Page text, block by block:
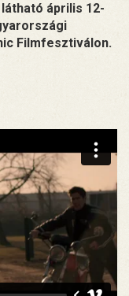
április 12-
Filmfesztiválon.